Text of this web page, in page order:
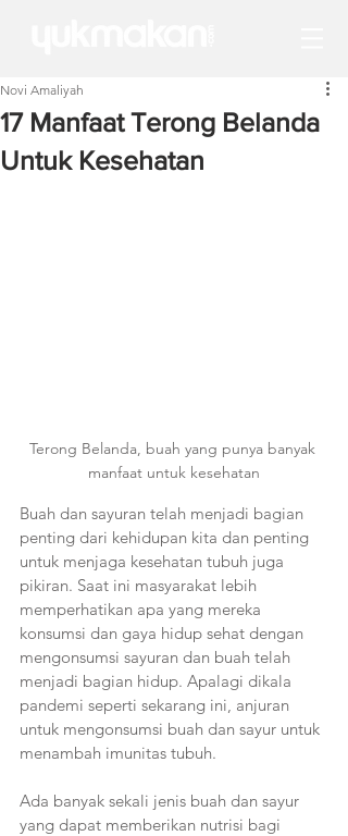
17 Manfaat Terong Belanda
Untuk Kesehatan
Novi Amaliyah
Terong Belanda, buah yang punya banyak
manfaat untuk kesehatan
Buah dan sayuran telah menjadi bagian
penting dari kehidupan kita dan penting
untuk menjaga kesehatan tubuh juga
pikiran. Saat ini masyarakat lebih
memperhatikan apa yang mereka
konsumsi dan gaya hidup sehat dengan
mengonsumsi sayuran dan buah telah
menjadi bagian hidup. Apalagi dikala
pandemi seperti sekarang ini, anjuran
untuk mengonsumsi buah dan sayur untuk
menambah imunitas tubuh.
Ada banyak sekali jenis buah dan sayur
yang dapat memberikan nutrisi bagi